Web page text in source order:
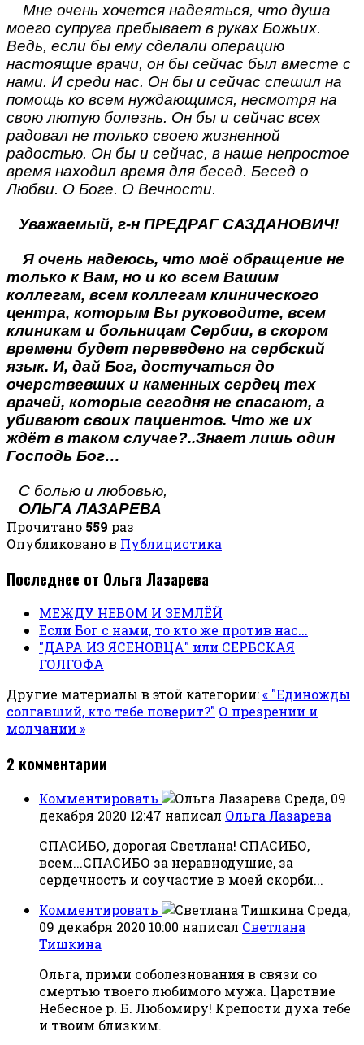
Мне очень хочется надеяться, что душа
моего супруга пребывает в руках Божьих.
Ведь, если бы ему сделали операцию
настоящие врачи, он бы сейчас был вместе с
нами. И среди нас. Он бы и сейчас спешил на
помощь ко всем нуждающимся, несмотря на
свою лютую болезнь. Он бы и сейчас всех
радовал не только своею жизненной
радостью. Он бы и сейчас, в наше непростое
время находил время для бесед. Бесед о
Любви. О Боге. О Вечности.
Уважаемый, г-н ПРЕДРАГ САЗДАНОВИЧ!
Я очень надеюсь, что моё обращение не
только к Вам, но и ко всем Вашим
коллегам, всем коллегам клинического
центра, которым Вы руководите, всем
клиникам и больницам Сербии, в скором
времени будет переведено на сербский
язык. И, дай Бог, достучаться до
очерствевших и каменных сердец тех
врачей, которые сегодня не спасают, а
убивают своих пациентов. Что же их
ждёт в таком случае?..Знает лишь один
Господь Бог…
С болью и любовью,
ОЛЬГА ЛАЗАРЕВА
Прочитано 559 раз
Опубликовано в Публицистика
Последнее от Ольга Лазарева
МЕЖДУ НЕБОМ И ЗЕМЛЁЙ
Если Бог с нами, то кто же против нас...
"ДАРА ИЗ ЯСЕНОВЦА" или СЕРБСКАЯ
ГОЛГОФА
Другие материалы в этой категории:« "Единожды
солгавший, кто тебе поверит?" О презрении и
молчании »
2 комментарии
Комментировать
Среда, 09
декабря 2020 12:47 написал Ольга Лазарева
СПАСИБО, дорогая Светлана! СПАСИБО,
всем...СПАСИБО за неравнодушие, за
сердечность и соучастие в моей скорби...
Комментировать
Среда,
09 декабря 2020 10:00 написал Светлана
Тишкина
Ольга, прими соболезнования в связи со
смертью твоего любимого мужа. Царствие
Небесное р. Б. Любомиру! Крепости духа тебе
и твоим близким.